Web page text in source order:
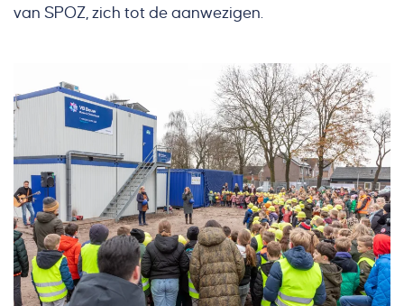
van SPOZ, zich tot de aanwezigen.